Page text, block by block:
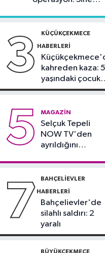
Güncel
3 KÜÇÜKÇEKMECE
HABERLERI
kahreden kaza: 5
yaşındaki çocuk
yoğun bakımda
5 MAGAZIN
Selçuk Tepeli
NOW TV'den
ayrıldığını
7 BAHÇELIEVLER
HABERLERI
Bahçelievler'de
silahlı saldırı: 2
yaralı
BÜYÜKÇEKMECE